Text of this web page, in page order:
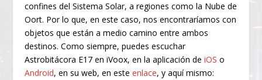
confines del Sistema Solar, a regiones como la Nube de
Oort. Por lo que, en este caso, nos encontraríamos con
objetos que están a medio camino entre ambos
destinos. Como siempre, puedes escuchar
Astrobitácora E17 en iVoox, en la aplicación deiOS o
Android, en su web, en esteenlace, y aquí mismo: